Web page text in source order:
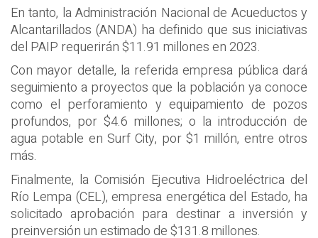
En tanto, la Administración Nacional de Acueductos y
Alcantarillados (ANDA) ha definido que sus iniciativas
del PAIP requerirán $11.91 millones en 2023.
Con mayor detalle, la referida empresa pública dará
seguimiento a proyectos que la población ya conoce
como el perforamiento y equipamiento de pozos
profundos, por $4.6 millones; o la introducción de
agua potable en Surf City, por $1 millón, entre otros
más.
Finalmente, la Comisión Ejecutiva Hidroeléctrica del
Río Lempa (CEL), empresa energética del Estado, ha
solicitado aprobación para destinar a inversión y
preinversión un estimado de $131.8 millones.